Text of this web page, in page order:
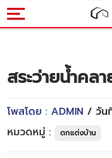
สระว่ายน้ำคล
โพสโดย : ADMIN / วัน
หมวดหมู่ :
ตกแต่งบ้าน